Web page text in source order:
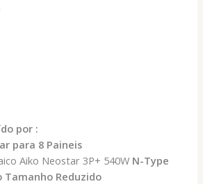
por :
para 8 Paineis
Aiko Neostar 3P+ 540W N-Type
Tamanho Reduzido